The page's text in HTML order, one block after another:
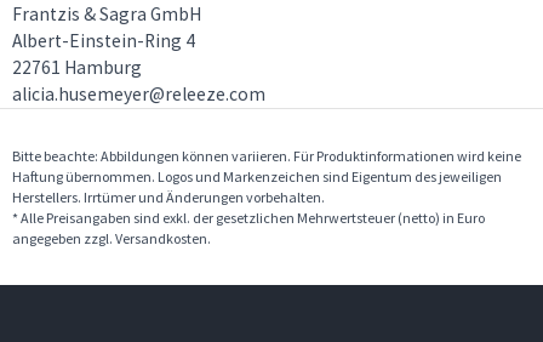
Frantzis & Sagra GmbH
Albert-Einstein-Ring 4
22761 Hamburg
alicia.husemeyer@releeze.com
Bitte beachte: Abbildungen können variieren. Für Produktinformationen wird keine
Haftung übernommen. Logos und Markenzeichen sind Eigentum des jeweiligen
Herstellers. Irrtümer und Änderungen vorbehalten.
* Alle Preisangaben sind exkl. der gesetzlichen Mehrwertsteuer (netto) in Euro
angegeben zzgl. Versandkosten.